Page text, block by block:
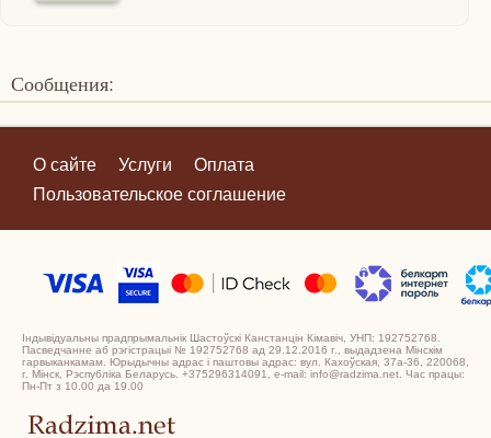
Сообщения:
О сайте Услуги
Оплата
Пользовательское соглашение
Індывідуальны прадпрымальнік Шастоўскі Канстанцін Кімавіч, УНП: 192752768.
Пасведчанне аб рэгістрацыі № 192752768 ад 29.12.2016 г., выдадзена Мінскім
гарвыканкамам. Юрыдычны адрас і паштовы адрас: вул. Кахоўская, 37а-36, 220068,
г. Мінск, Рэспубліка Беларусь. +375296314091, e-mail: info@radzima.net. Час працы:
Пн-Пт з 10.00 да 19.00